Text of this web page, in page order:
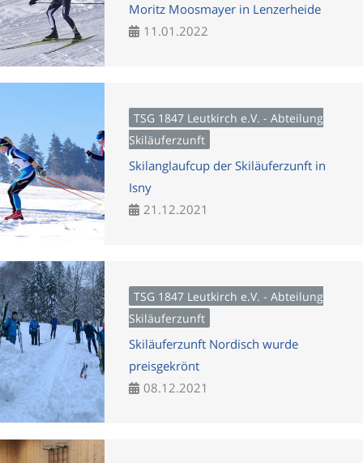
Moritz Moosmayer in Lenzerheide
11.01.2022
TSG 1847 Leutkirch e.V. - Abteilung
Skiläuferzunft
Skilanglaufcup der Skiläuferzunft in
Isny
21.12.2021
TSG 1847 Leutkirch e.V. - Abteilung
Skiläuferzunft
Skiläuferzunft Nordisch wurde
preisgekrönt
08.12.2021